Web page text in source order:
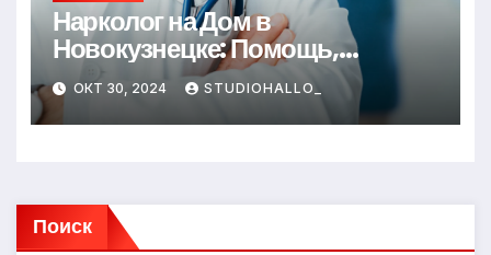
Нарколог на Дом в
Новокузнецке: Помощь,
Которая Всегда Рядом
ОКТ 30, 2024 STUDIOHALLO_
Поиск